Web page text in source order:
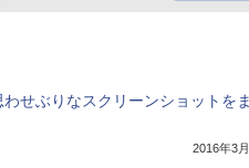
わせぶりなスクリーンショットを
2016年3